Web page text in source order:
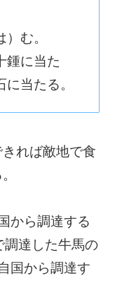
む。
鍾に当た
当たる。
れば敵地で食
から調達する
調達した牛馬の
国から調達す